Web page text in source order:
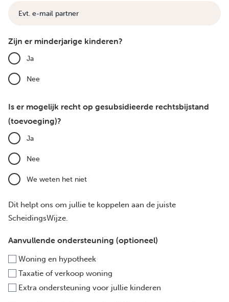
Zijn er minderjarige kinderen?
Ja
Nee
Is er mogelijk recht op gesubsidieerde rechtsbijstand
(toevoeging)?
Ja
Nee
We weten het niet
Dit helpt ons om jullie te koppelen aan de juiste
ScheidingsWijze.
Aanvullende ondersteuning (optioneel)
Woning en hypotheek
Taxatie of verkoop woning
Extra ondersteuning voor jullie kinderen